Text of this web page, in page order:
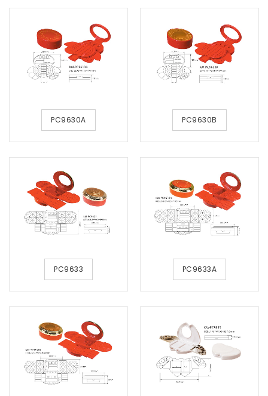
PC9630A PC9630B
PC9633 PC9633A